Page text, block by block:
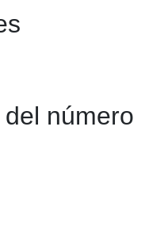
número